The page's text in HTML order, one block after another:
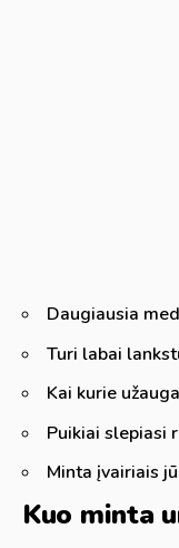
Daugiausia
Turi labai
Kai kurie
Puikiai slepiasi
Minta įvairiais
Kuo minta